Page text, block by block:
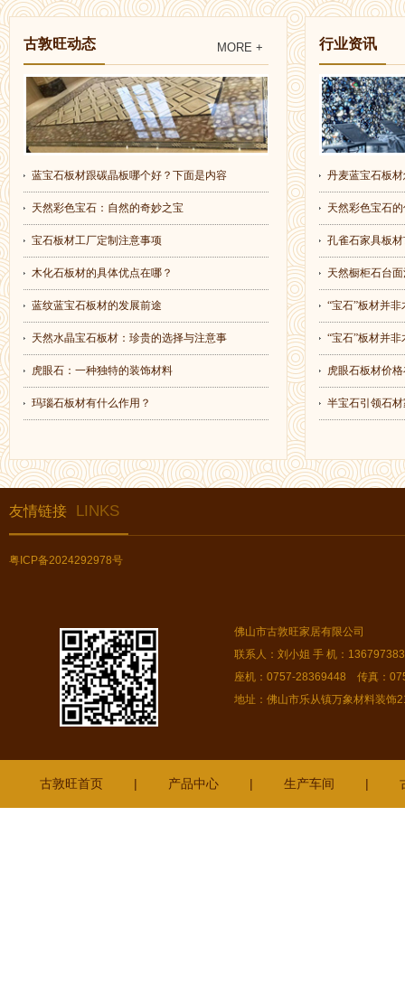
MORE +
古敦旺动态
蓝宝石板材跟碳晶板哪个好？下面是内容
天然彩色宝石：自然的奇妙之宝
宝石板材工厂定制注意事项
木化石板材的具体优点在哪？
蓝纹蓝宝石板材的发展前途
天然水晶宝石板材：珍贵的选择与注意事
虎眼石：一种独特的装饰材料
玛瑙石板材有什么作用？
行业资讯
丹麦蓝宝石板
天然彩色宝石
孔雀石家具板
天然橱柜石台
“宝石”板材并非
“宝石”板材并非
虎眼石板材价
半宝石引领石
友情链接 LINKS
粤ICP备2024292978号
佛山市古敦旺家居有限公司
联系人：刘小姐 手 机：
座机：0757-28369448 传真：
地址：佛山市乐从镇万象材料装饰
古敦旺首页 | 产品中心 | 生产车间 |